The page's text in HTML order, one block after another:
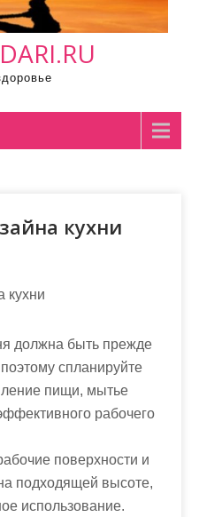
кухни
кухни
должна быть прежде
спланируйте
пищи, мытье
рабочего
поверхности и
подходящей высоте,
использование.